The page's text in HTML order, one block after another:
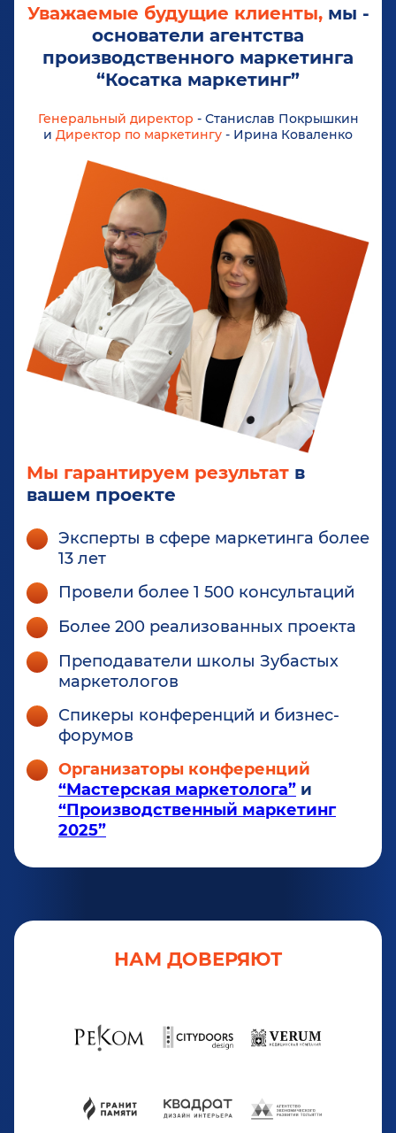
Уважаемые будущие клиенты,мы -
основатели агентства
производственного маркетинга
“Косатка маркетинг”
Генеральный директор - Станислав Покрышкин
и Директор по маркетингу - Ирина Коваленко
Мы гарантируем результат в
вашем проекте
Эксперты в сфере маркетинга более
13 лет
Провели более 1 500 консультаций
Более 200 реализованных проекта
Преподаватели школы Зубастых
маркетологов
Спикеры конференций и бизнес-
форумов
Организаторы конференций
“Мастерская маркетолога” и
“Производственный маркетинг
2025”
НАМ ДОВЕРЯЮТ